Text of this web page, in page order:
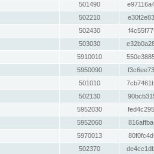
501490
502210
502430
503030
5910010
5950090
501010
502130
5952030
5952060
5970013
502370